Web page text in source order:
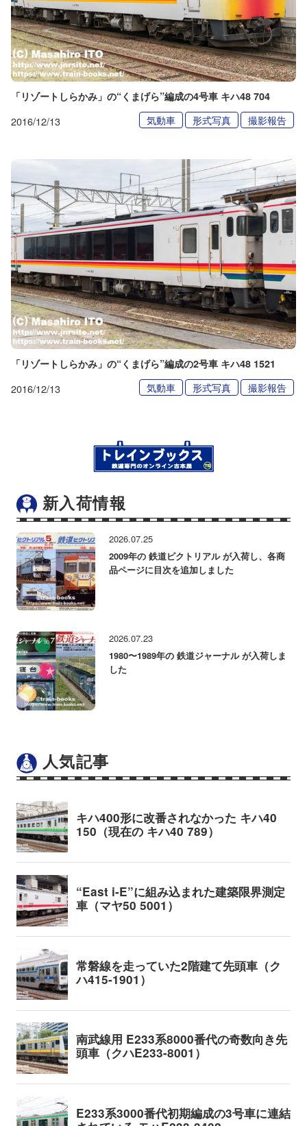
「リゾートしらかみ」の“くまげら”編成の4号車 キハ48 704
2016/12/13 気動車 形式写真 撮影報告
「リゾートしらかみ」の“くまげら”編成の2号車 キハ48 1521
2016/12/13 気動車 形式写真 撮影報告
新入荷情報
2026.07.25
2009年の 鉄道ピクトリアル が入荷し、各商
品ページに目次を追加しました
2026.07.23
1980〜1989年の 鉄道ジャーナル が入荷しま
した
人気記事